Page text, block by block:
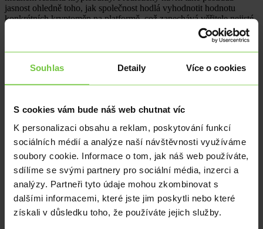
Souhlas Detaily Více o cookies
S cookies vám bude náš web chutnat víc
K personalizaci obsahu a reklam, poskytování funkcí
sociálních médií a analýze naší návštěvnosti využíváme
soubory cookie. Informace o tom, jak náš web používáte,
sdílíme se svými partnery pro sociální média, inzerci a
analýzy. Partneři tyto údaje mohou zkombinovat s
dalšími informacemi, které jste jim poskytli nebo které
získali v důsledku toho, že používáte jejich služby.
jasnost ohledně toho, jak společnost hodlá vyhodnotit hodnotu
konkrétních kryptoměn na platformě, což zanechává věřitele nejisté
ohledně přesné částky, kterou mohou očekávat odškodnění od
revidovaný návrh ke hlasování příští rok v neurčený den.
FTX patřila mezi přední kryptoměnové burzy v odvětví, než minulý
rok zkrachovala po krátké krizi likvidity kvůli údajnému špatnému
hospodaření s prostředky uživatelů. Zakladatel společnosti Sam
Bankman-Fried, kdysi považovaný za krypto-bílého rytíře, byl
nedávno odsouzen soudem za podvod a další trestné činy, což vedlo
k pádu společnosti v listopadu.
Od fiaska FTX se tým pro restrukturalizaci snaží získat finanční
prostředky od politiků, firem a charitativních organizací, které před